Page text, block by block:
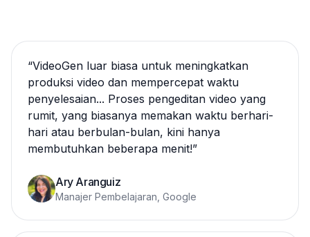
“VideoGen luar biasa untuk meningkatkan
produksi video dan mempercepat waktu
penyelesaian... Proses pengeditan video yang
rumit, yang biasanya memakan waktu berhari-
hari atau berbulan-bulan, kini hanya
membutuhkan beberapa menit!”
Ary Aranguiz
Manajer Pembelajaran, Google